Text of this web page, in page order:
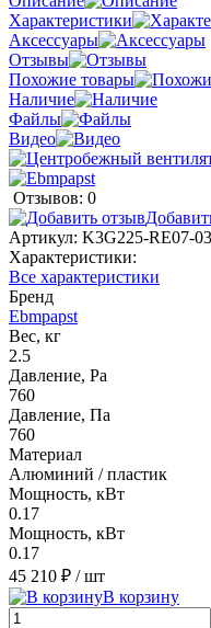
Характеристики
Аксессуары
Отзывы
Похожие товары
Наличие
Файлы
Видео
Отзывов: 0
Артикул: K3G225-RE07-03
Характеристики:
Все характеристики
Бренд
Ebmpapst
Вес, кг
2.5
Давление, Pa
760
Давление, Па
760
Материал
Алюминий / пластик
Мощность, кВт
0.17
Мощность, кВт
0.17
45 210 ₽ / шт
В корзину